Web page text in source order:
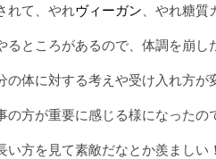
れて、やれヴィーガン、やれ糖質
ところがあるので、体調を崩
体に対する考えや受け入れ方
方が重要に感じる様になったの
方を見て素敵だなとか羨ましい